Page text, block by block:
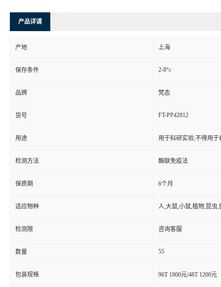
产品详请
产地 上海
保存条件 2-8°c
品牌 梵态
货号 FT-PP42812
用途 用于科研实验,不得用于
检测方法 酶联免疫法
保质期 6个月
适应物种 人,大鼠,小鼠,植物,昆虫,
检测限 咨询客服
数量 55
包装规格 96T 1800元/48T 1200元